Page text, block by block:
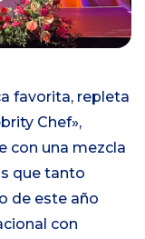
favorita, repleta
Chef»,
con una mezcla
que tanto
de este año
con